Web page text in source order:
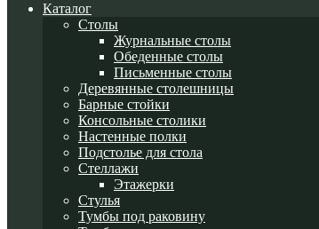
Каталог
Cтолы
Журнальные столы
Обеденные столы
Письменные столы
Деревянные столешницы
Барные стойки
Консольные столики
Настенные полки
Подстолье для стола
Стеллажи
Этажерки
Стулья
Тумбы под раковину